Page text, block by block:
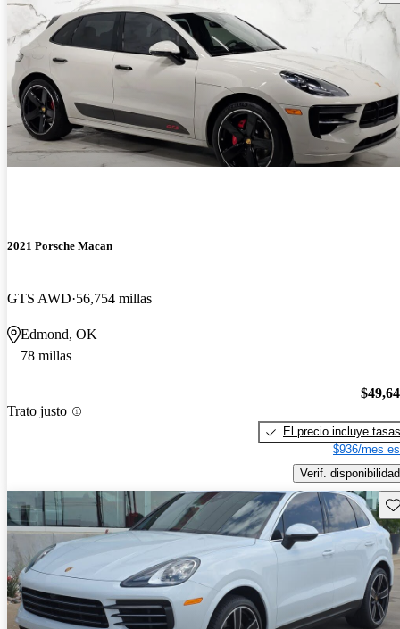
2021 Porsche Macan
GTS AWD 56,754 millas
Edmond, OK
78 millas
Trato justo
El precio incluye tasas
$936/mes
Verif. disponibilidad